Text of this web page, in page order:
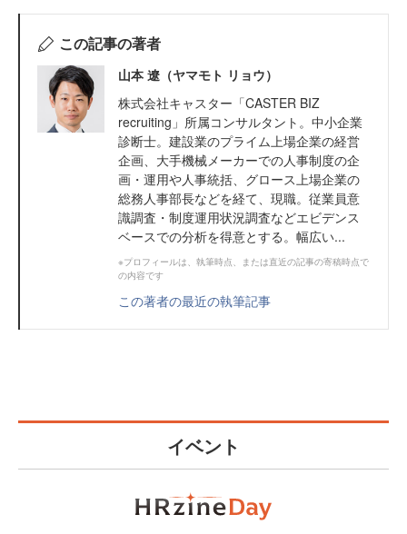
この記事の著者
山本 遼（ヤマモト リョウ）
株式会社キャスター「CASTER BIZ
recruiting」所属コンサルタント。中小企業
診断士。建設業のプライム上場企業の経営
企画、大手機械メーカーでの人事制度の企
画・運用や人事統括、グロース上場企業の
総務人事部長などを経て、現職。従業員意
識調査・制度運用状況調査などエビデンス
ベースでの分析を得意とする。幅広い...
※プロフィールは、執筆時点、または直近の記事の寄稿時点で
の内容です
この著者の最近の執筆記事
イベント